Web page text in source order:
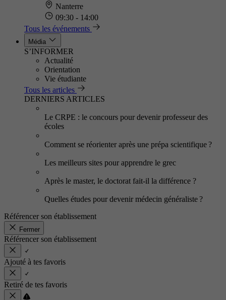
Nanterre
09:30 - 14:00
Tous les événements
Média
S’INFORMER
Actualité
Orientation
Vie étudiante
Tous les articles
DERNIERS ARTICLES
Le CRPE : le concours pour devenir professeur des
écoles
Comment se réorienter après une prépa scientifique ?
Les meilleurs sites pour apprendre le grec
Après le master, le doctorat fait-il la différence ?
Quelles études pour devenir médecin généraliste ?
Référencer son établissement
Fermer
Référencer son établissement
Ajouté à tes favoris
Retiré de tes favoris